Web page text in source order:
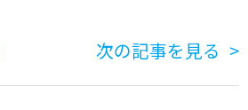
次の記事を見る